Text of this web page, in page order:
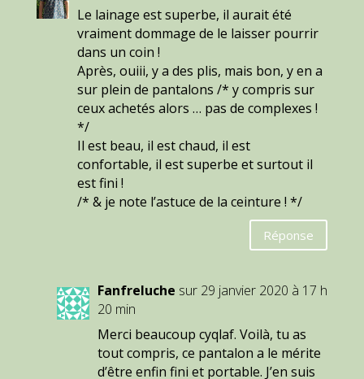
Le lainage est superbe, il aurait été
vraiment dommage de le laisser pourrir
dans un coin !
Après, ouiii, y a des plis, mais bon, y en a
sur plein de pantalons /* y compris sur
ceux achetés alors … pas de complexes !
*/
Il est beau, il est chaud, il est
confortable, il est superbe et surtout il
est fini !
/* & je note l’astuce de la ceinture ! */
Réponse
Fanfreluche sur 29 janvier 2020 à 17 h
20 min
Merci beaucoup cyqlaf. Voilà, tu as
tout compris, ce pantalon a le mérite
d’être enfin fini et portable. J’en suis